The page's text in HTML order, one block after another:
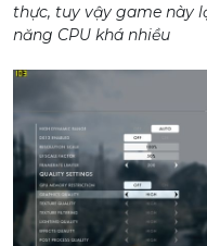
thực, tuy vậy game này
năng CPU khá nhiều